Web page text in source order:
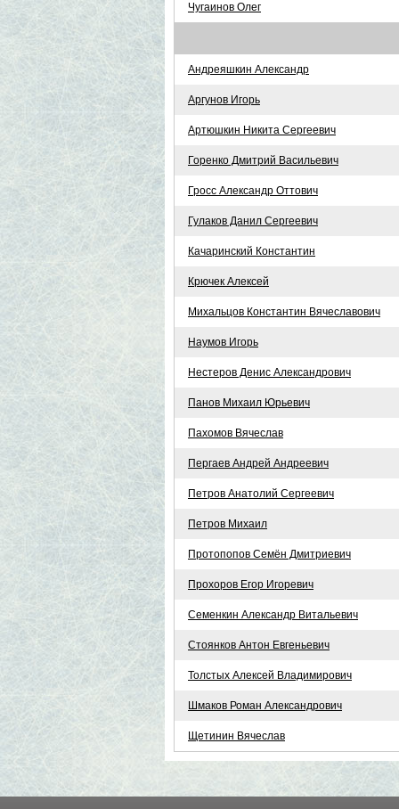
Чугаинов Олег
Андреяшкин Александр
Аргунов Игорь
Артюшкин Никита Сергеевич
Горенко Дмитрий Васильевич
Гросс Александр Оттович
Гулаков Данил Сергеевич
Качаринский Константин
Крючек Алексей
Михальцов Константин Вячеславович
Наумов Игорь
Нестеров Денис Александрович
Панов Михаил Юрьевич
Пахомов Вячеслав
Пергаев Андрей Андреевич
Петров Анатолий Сергеевич
Петров Михаил
Протопопов Семён Дмитриевич
Прохоров Егор Игоревич
Семенкин Александр Витальевич
Стоянков Антон Евгеньевич
Толстых Алексей Владимирович
Шмаков Роман Александрович
Щетинин Вячеслав